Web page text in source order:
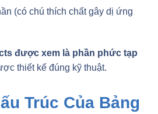
(có chú thích chất gây dị ứng
được xem là phần phức tạp
thiết kế đúng kỹ thuật.
Trúc Của Bảng